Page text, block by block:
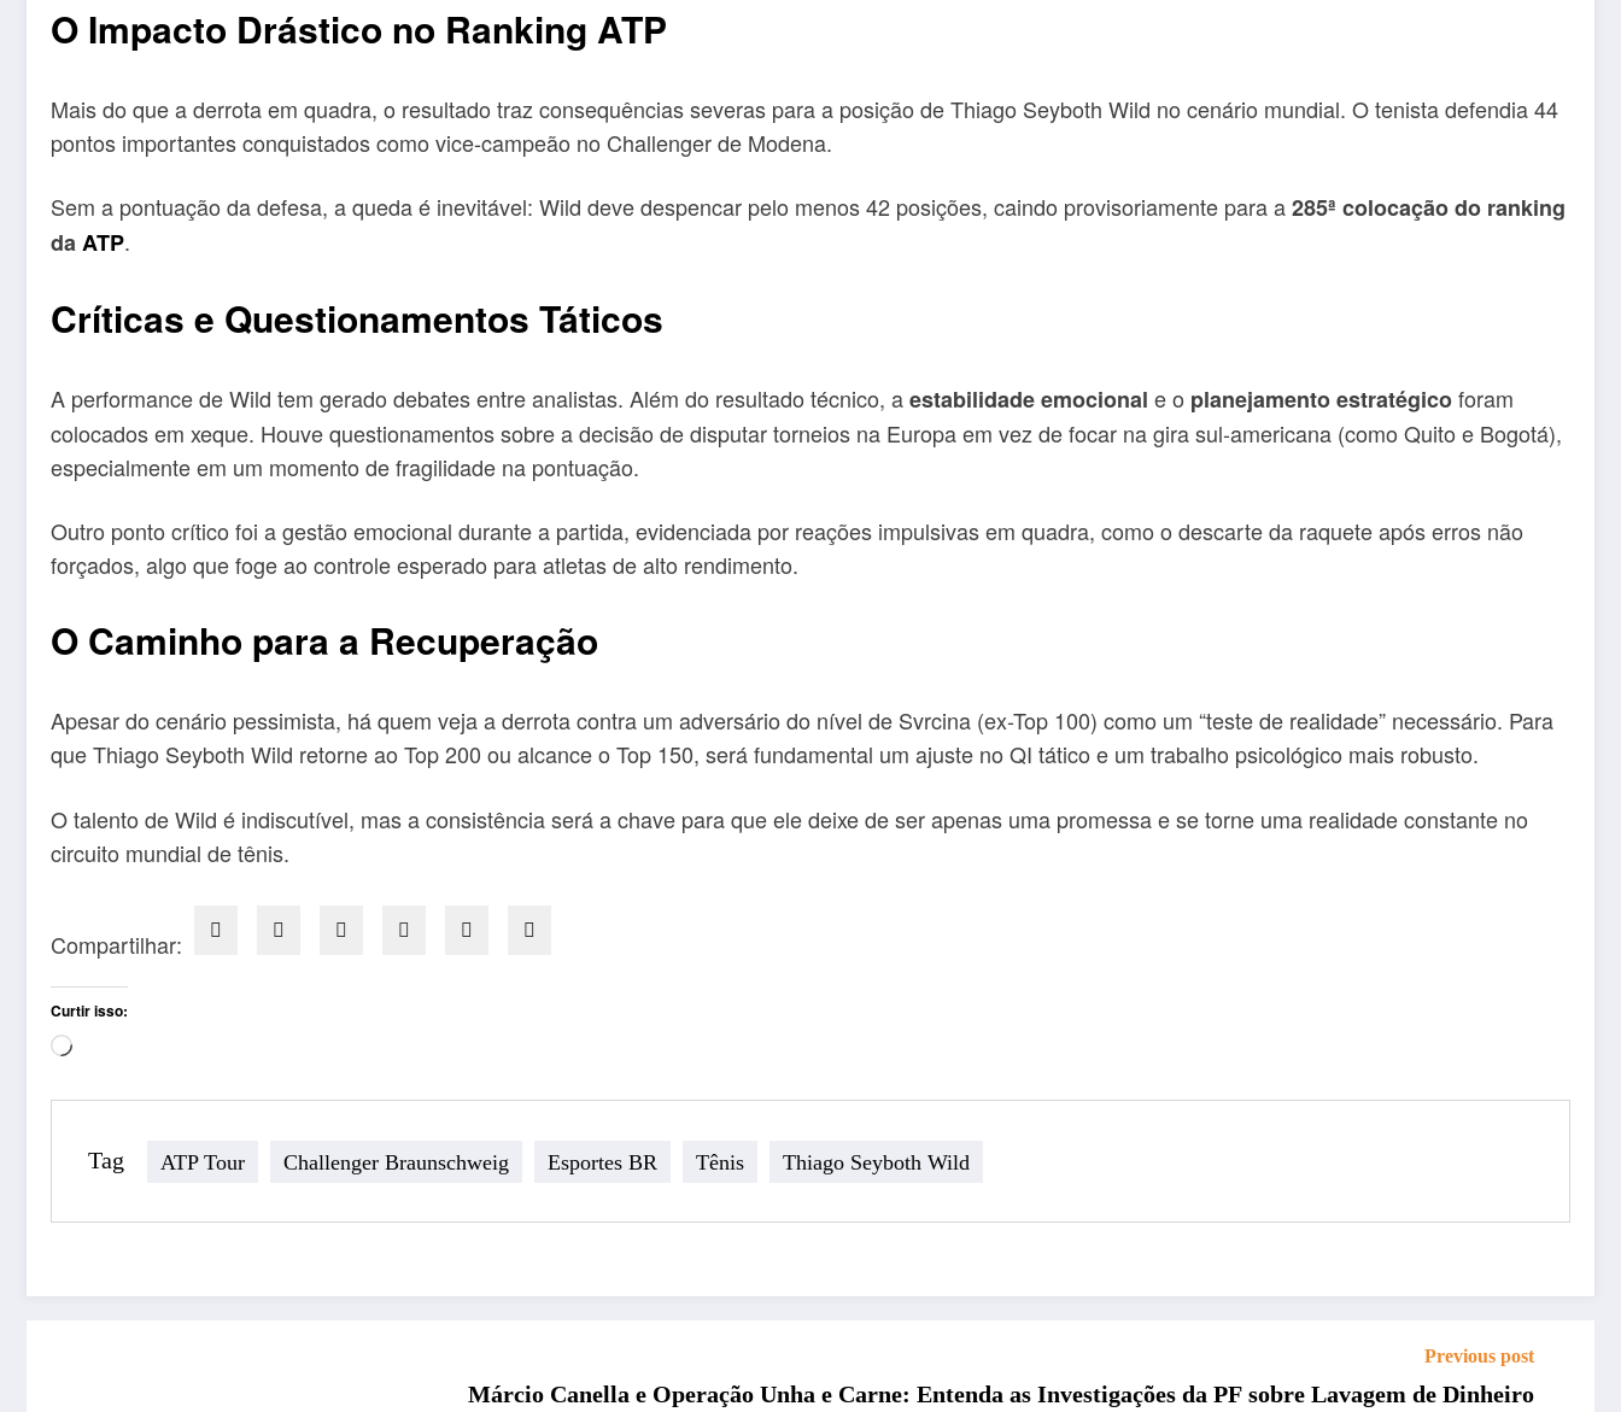
O Impacto Drástico no Ranking ATP
Mais do que a derrota em quadra, o resultado traz consequências severas para a posição de Thiago Seyboth Wild no cenário mundial. O tenista defendia 44
pontos importantes conquistados como vice-campeão no Challenger de Modena.
Sem a pontuação da defesa, a queda é inevitável: Wild deve despencar pelo menos 42 posições, caindo provisoriamente para a285ª colocação do ranking
daATP.
Críticas e Questionamentos Táticos
A performance de Wild tem gerado debates entre analistas. Além do resultado técnico, aestabilidade emocional e o planejamento estratégicoforam
colocados em xeque. Houve questionamentos sobre a decisão de disputar torneios na Europa em vez de focar na gira sul-americana (como Quito e Bogotá),
especialmente em um momento de fragilidade na pontuação.
Outro ponto crítico foi a gestão emocional durante a partida, evidenciada por reações impulsivas em quadra, como o descarte da raquete após erros não
forçados, algo que foge ao controle esperado para atletas de alto rendimento.
O Caminho para a Recuperação
Apesar do cenário pessimista, há quem veja a derrota contra um adversário do nível de Svrcina (ex-Top 100) como um “teste de realidade” necessário. Para
que Thiago Seyboth Wild retorne ao Top 200 ou alcance o Top 150, será fundamental um ajuste no QI tático e um trabalho psicológico mais robusto.
O talento de Wild é indiscutível, mas a consistência será a chave para que ele deixe de ser apenas uma promessa e se torne uma realidade constante no
circuito mundial de tênis.
Compartilhar:
Curtir isso:
Carregando...
Tag ATP Tour Challenger Braunschweig Esportes BR Tênis Thiago Seyboth Wild
Previous post
Márcio Canella e Operação Unha e Carne: Entenda as Investigações da PF sobre Lavagem de Dinheiro